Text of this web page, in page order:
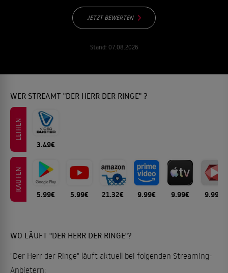
JETZT BEWERTEN
Stand: 07.08.2026
WER STREAMT "DER HERR DER RINGE" ?
LEIHEN
3.49€
KAUFEN
5.99€ 5.99€ 21.32€ 9.99€ 9.99€ 9.99€
WO LÄUFT "DER HERR DER RINGE"?
"Der Herr der Ringe" läuft aktuell bei folgenden Streaming-
Anbietern: